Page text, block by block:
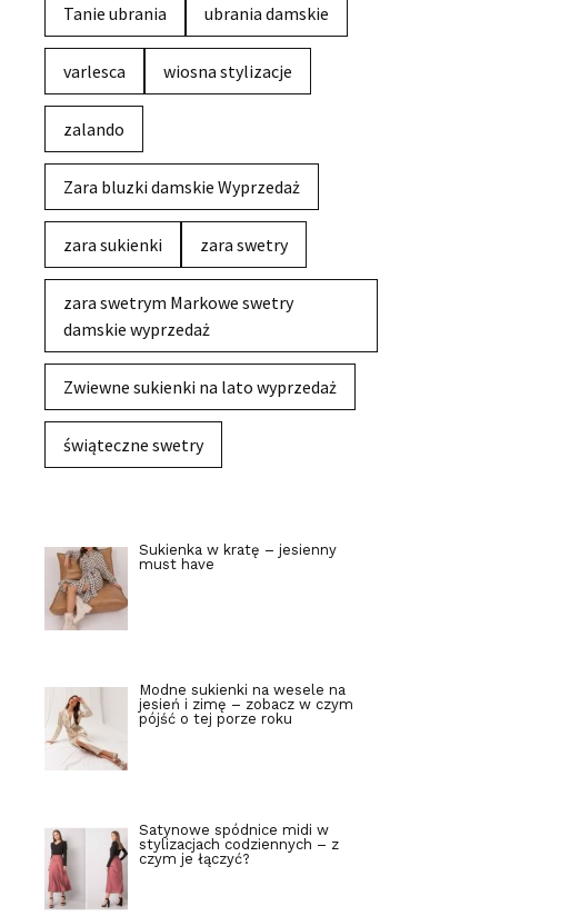
Tanie ubrania ubrania damskie
varlesca wiosna stylizacje
zalando
Zara bluzki damskie Wyprzedaż
zara sukienki zara swetry
zara swetrym Markowe swetry
damskie wyprzedaż
Zwiewne sukienki na lato wyprzedaż
świąteczne swetry
Sukienka w kratę – jesienny
must have
Modne sukienki na wesele na
jesień i zimę – zobacz w czym
pójść o tej porze roku
Satynowe spódnice midi w
stylizacjach codziennych – z
czym je łączyć?